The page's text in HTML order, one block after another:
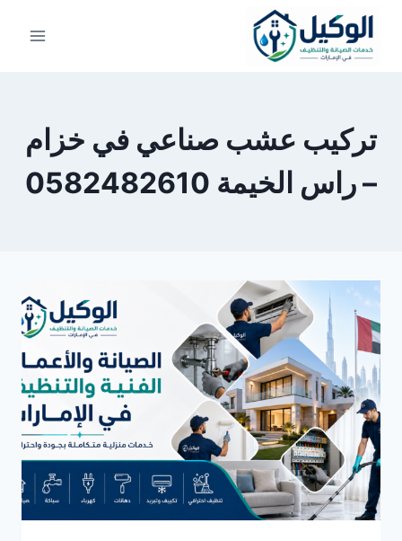
التجاوز
المحتوى
تركيب عشب صناعي في خزام
– راس الخيمة 0582482610